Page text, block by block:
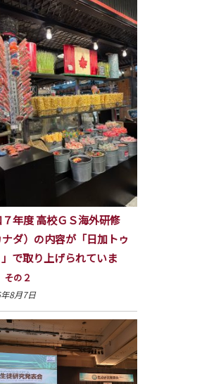
年度 高校ＧＳ海外研修
ナダ）の内容が「日加トゥ
で取り上げられていま
その２
8月7日